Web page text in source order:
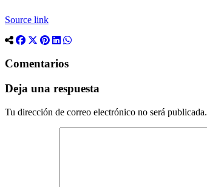
Source link
Comentarios
Deja una respuesta
Tu dirección de correo electrónico no será publicada.